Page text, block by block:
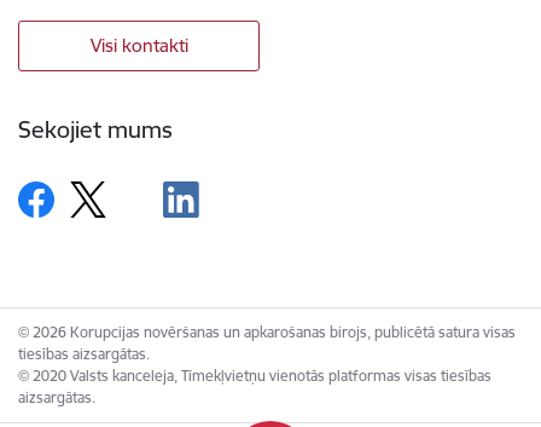
Visi kontakti
Sekojiet mums
© 2026 Korupcijas novēršanas un apkarošanas birojs, publicētā satura visas
tiesības aizsargātas.
© 2020 Valsts kanceleja, Tīmekļvietņu vienotās platformas visas tiesības
aizsargātas.